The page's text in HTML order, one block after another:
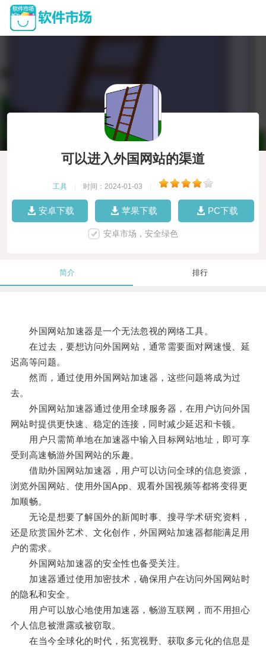
可以进入外国网站的渠道
工具 时间：2024-01-03
安卓下载 苹果下载 PC下载
安卓市场，安全绿色
简介 排行
外国网站加速器是一个无法忽视的网络工具。
在过去，要想访问外国网站，通常需要面对网速慢、延
迟高等问题。
然而，通过使用外国网站加速器，这些问题将成为过
去。
外国网站加速器通过使用全球服务器，在用户访问外国
网站时提供更快速、稳定的连接，同时减少延迟和卡顿。
用户只需简单地在加速器中输入目标网站地址，即可享
受到高速畅游外国网站的乐趣。
借助外国网站加速器，用户可以访问全球的信息资源，
浏览外国网站、使用外国App、观看外国视频等都将变得更
加顺畅。
无论是想要了解国外的新闻时事、搜寻学术研究资料，
还是欣赏国外艺术、文化创作，外国网站加速器都能满足用
户的需求。
外国网站加速器的安全性也备受关注。
加速器通过使用加密技术，确保用户在访问外国网站时
的隐私和安全。
用户可以放心地使用加速器，畅游互联网，而不用担心
个人信息被泄露或被窃取。
在当今全球化的时代，拓宽视野、获取多元化的信息是